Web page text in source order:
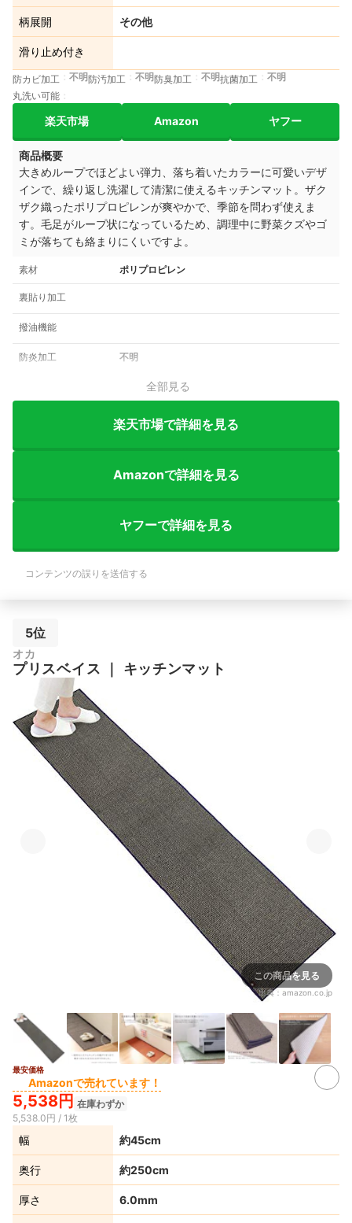
柄展開 その他
滑り止め付き
防カビ加工 不明防汚加工 不明防臭加工 不明抗菌加工
不明
丸洗い可能
楽天市場 Amazon ヤフー
商品概要
大きめループでほどよい弾力、 落ち着いたカラーに可愛いデザ
インで、繰り返し洗濯して清潔に使えるキッチンマット。ザク
ザク織ったポリプロピレンが爽やかで、季節を問わず使えま
す。 毛足がループ状になっているため、 調理中に野菜クズやゴ
ミが落ちても絡まりにくいですよ。
素材 ポリプロピレン
裏貼り加工
撥油機能
防炎加工 不明
全部見る
楽天市場で詳細を見る
Amazonで詳細を見る
ヤフーで詳細を見る
コンテンツの誤りを送信する
5位
オカ
プリスベイス キッチンマット
この商品を見る
出典： amazon.co.jp
最安価格
Amazonで売れています！
5,538円 在庫わずか
5,538.0円 / 1枚
幅 約45cm
奥行 約250cm
厚さ 6.0mm